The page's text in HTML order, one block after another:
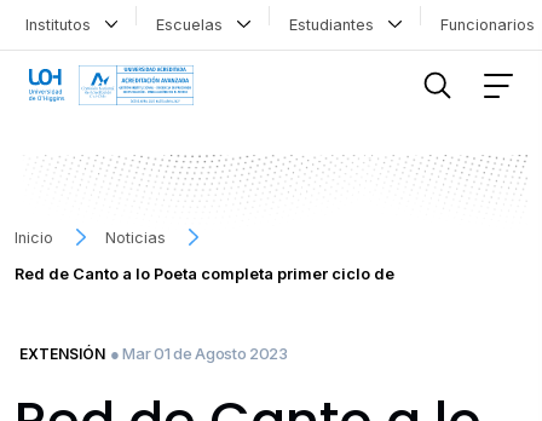
Institutos Escuelas Estudiantes
Inicio
Noticias
Red de Canto a lo Poeta completa primer ciclo de
EXTENSIÓN ● Mar 01 de Agosto 2023